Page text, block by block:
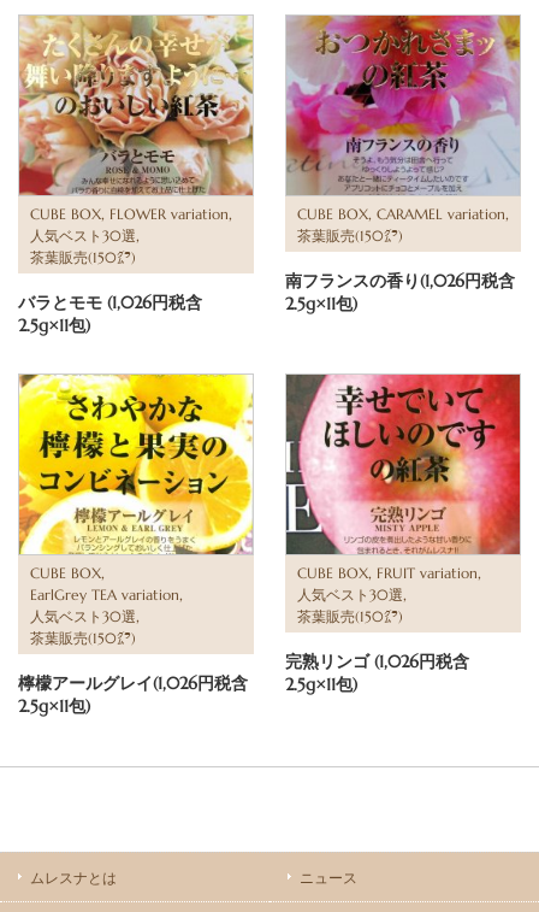
CUBE BOX, FLOWER variation,
人気ベスト30選,
茶葉販売(150㌘)
バラとモモ (1,026円税含
2.5g×11包)
CUBE BOX, CARAMEL variation,
茶葉販売(150㌘)
南フランスの香り(1,026円税含
2.5g×11包)
CUBE BOX,
EarlGrey TEA variation,
人気ベスト30選,
茶葉販売(150㌘)
檸檬アールグレイ(1,026円税含
2.5g×11包)
CUBE BOX, FRUIT variation,
人気ベスト30選,
茶葉販売(150㌘)
完熟リンゴ (1,026円税含
2.5g×11包)
ムレスナとは ニュース